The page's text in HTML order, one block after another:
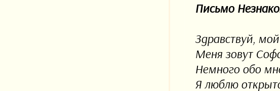
Письмо
Здравствуй,
Меня зовут
Немного обо
Я люблю